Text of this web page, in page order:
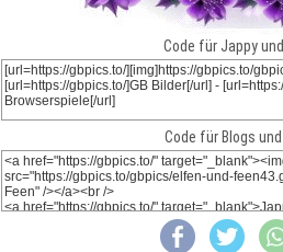
Code für Jappy und
Code für Blogs und